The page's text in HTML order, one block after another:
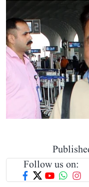
Follow us on: